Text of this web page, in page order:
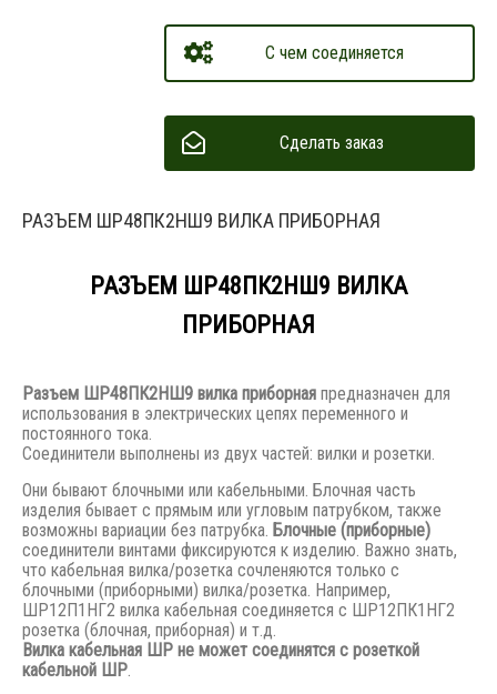
С чем соединяется
Сделать заказ
РАЗЪЕМ ШР48ПК2НШ9 ВИЛКА ПРИБОРНАЯ
РАЗЪЕМ ШР48ПК2НШ9 ВИЛКА
ПРИБОРНАЯ
Разъем ШР48ПК2НШ9 вилка приборная предназначен для
использования в электрических цепях переменного и
постоянного тока.
Соединители выполнены из двух частей: вилки и розетки.
Они бывают блочными или кабельными. Блочная часть
изделия бывает с прямым или угловым патрубком, также
возможны вариации без патрубка. Блочные (приборные)
соединители винтами фиксируются к изделию. Важно знать,
что кабельная вилка/розетка сочленяются только с
блочными (приборными) вилка/розетка. Например,
ШР12П1НГ2 вилка кабельная соединяется с ШР12ПК1НГ2
розетка (блочная, приборная) и т.д.
Вилка кабельная ШР не может соединятся с розеткой
кабельной ШР.